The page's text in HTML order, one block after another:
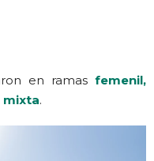
en ramas femenil,
mixta.